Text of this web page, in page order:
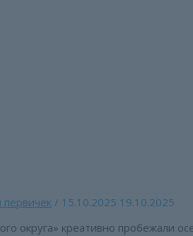
первичек / 15.10.2025 19.10.2025
округа» креативно пробежали